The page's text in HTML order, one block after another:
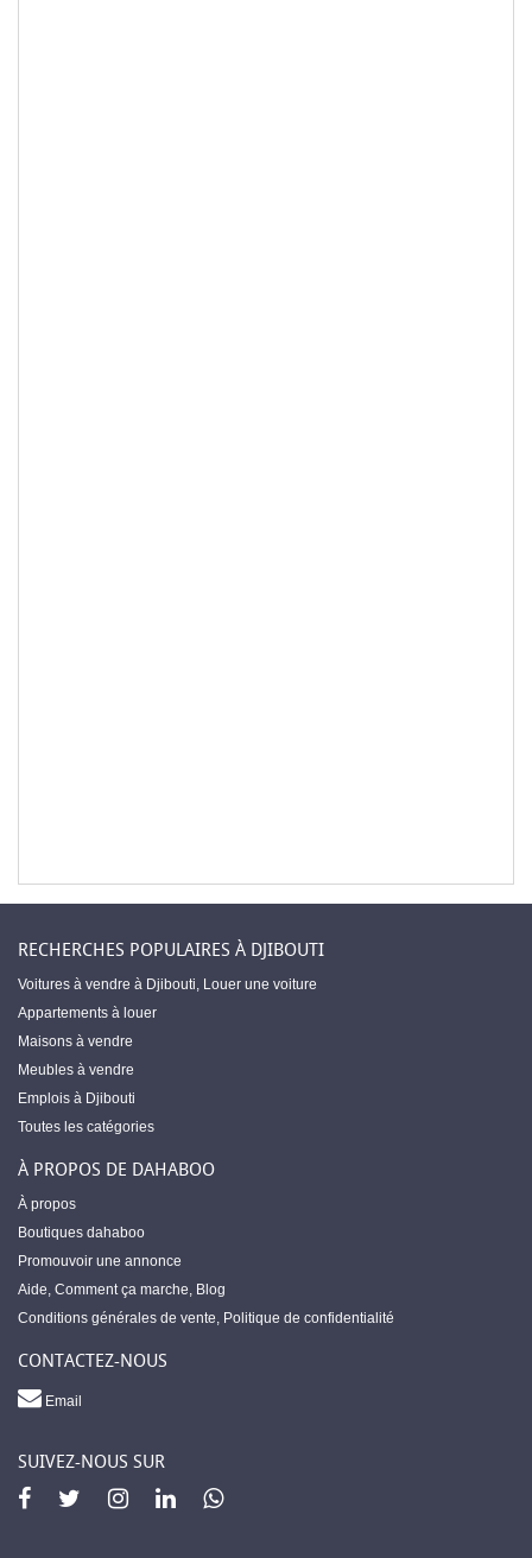
RECHERCHES POPULAIRES À DJIBOUTI
Voitures à vendre à Djibouti, Louer une voiture
Appartements à louer
Maisons à vendre
Meubles à vendre
Emplois à Djibouti
Toutes les catégories
À PROPOS DE DAHABOO
À propos
Boutiques dahaboo
Promouvoir une annonce
Aide, Comment ça marche, Blog
Conditions générales de vente, Politique de confidentialité
CONTACTEZ-NOUS
Email
SUIVEZ-NOUS SUR